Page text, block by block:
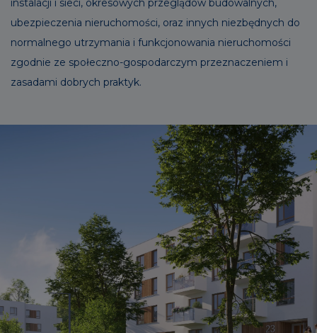
ubezpieczenia nieruchomości, oraz innych niezbędnych do
normalnego utrzymania i funkcjonowania nieruchomości
zgodnie ze społeczno-gospodarczym przeznaczeniem i
zasadami dobrych praktyk.